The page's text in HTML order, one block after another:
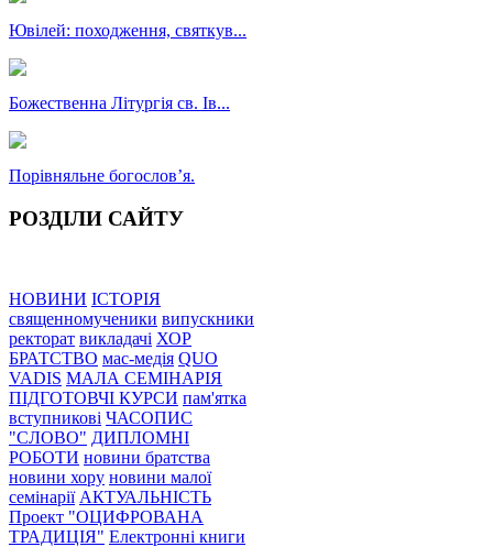
Ювілей: походження, святкув...
Божественна Літургія св. Ів...
Порівняльне богословʼя.
РОЗДІЛИ САЙТУ
НОВИНИ ІСТОРІЯ
священномученики випускники
ректорат викладачі ХОР
БРАТСТВО мас-медія QUO
VADIS МАЛА СЕМІНАРІЯ
ПІДГОТОВЧІ КУРСИ пам'ятка
вступникові ЧАСОПИС
"СЛОВО" ДИПЛОМНІ
РОБОТИ новини братства
новини хору новини малої
семінарії АКТУАЛЬНІСТЬ
Проект "ОЦИФРОВАНА
ТРАДИЦІЯ" Електронні книги